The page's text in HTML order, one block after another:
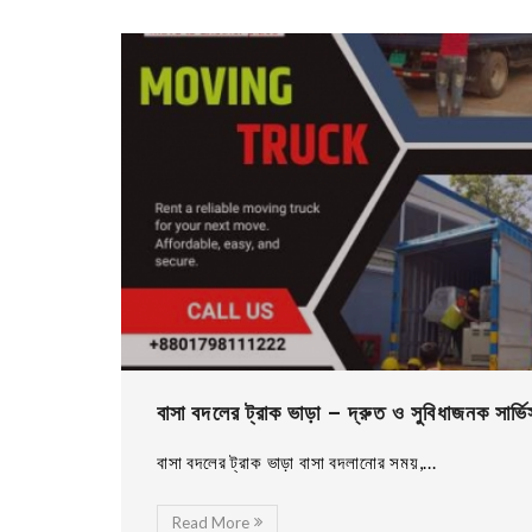
বাসা বদলের ট্রাক ভাড়া – দ্রুত ও সুবিধাজনক
বাসা বদলের ট্রাক ভাড়া বাসা বদলানোর সময়,...
Read More